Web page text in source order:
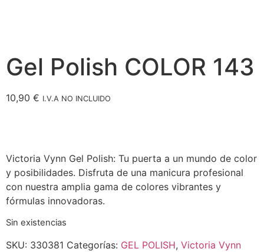
Gel Polish COLOR 143
10,90 € I.V.A NO INCLUIDO
Victoria Vynn Gel Polish: Tu puerta a un mundo de color
y posibilidades. Disfruta de una manicura profesional
con nuestra amplia gama de colores vibrantes y
fórmulas innovadoras.
Sin existencias
SKU: 330381 Categorías: GEL POLISH, Victoria Vynn